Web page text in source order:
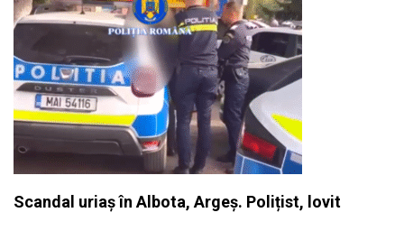
Scandal uriaș în Albota, Argeș. Polițist, lovit